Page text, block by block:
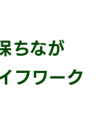
ちなが
フワーク